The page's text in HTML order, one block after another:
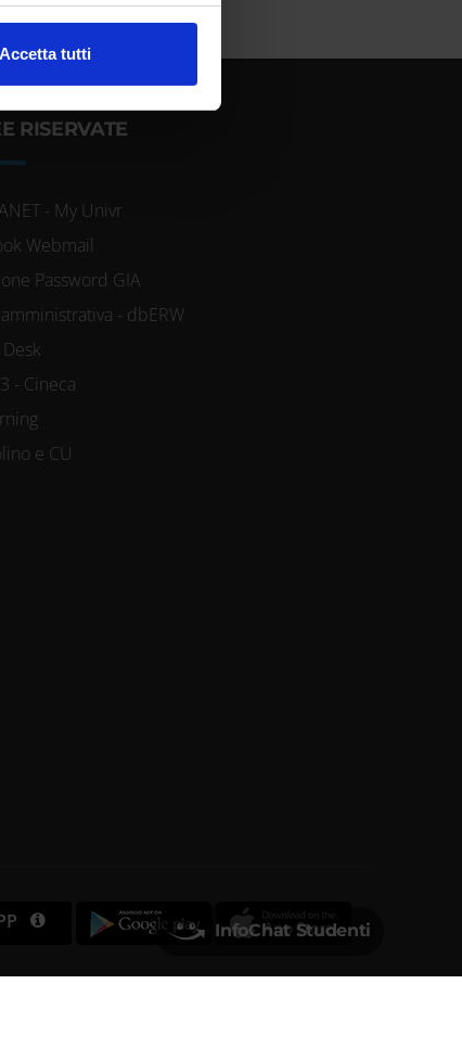
e per analizzare il
Accetta tutti
RISERVATE
- My Univr
Webmail
Password GIA
- dbERW
- Cineca
e CU
InfoChat Studenti